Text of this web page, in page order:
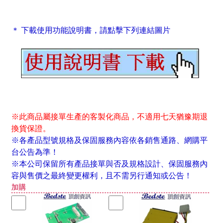
＊ 下載使用功能說明書，請點擊下列連結圖片
※此商品屬接單生產的客製化商品，不適用七天猶豫期退
換貨保證。
※各產品型號規格及保固服務內容依各銷售通路、網購平
台公告為準！
※本公司保留所有產品接單與否及規格設計、保固服務內
容與售價之最終變更權利，且不需另行通知或公告！
加購